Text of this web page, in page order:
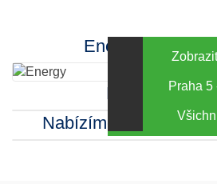
Energy za
KamennáPraha 5
Nabízíme sortiment